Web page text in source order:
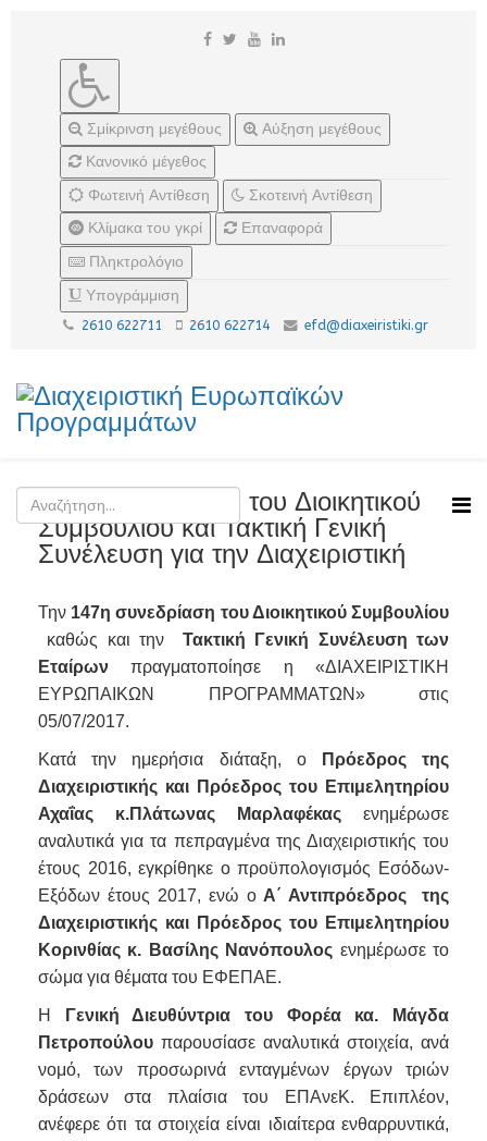
Σμίκρινση μεγέθους
Αύξηση μεγέθους
Κανονικό μέγεθος
Φωτεινή Αντίθεση
Σκοτεινή Αντίθεση
Κλίμακα του γκρί
Επαναφορά
Πληκτρολόγιο
Υπογράμμιση
2610 622711 2610 622714 efd@diaxeiristiki.gr
147η συνεδρίαση του Διοικητικού
Συμβουλίου και Τακτική Γενική
Συνέλευση για την Διαχειριστική
Την 147η συνεδρίαση του Διοικητικού Συμβουλίου
καθώς και την Τακτική Γενική Συνέλευση των
Εταίρων πραγματοποίησε η «ΔΙΑΧΕΙΡΙΣΤΙΚΗ
ΕΥΡΩΠΑΙΚΩΝ ΠΡΟΓΡΑΜΜΑΤΩΝ» στις
05/07/2017.
Κατά την ημερήσια διάταξη, ο
Πρόεδρος της
Διαχειριστικής και Πρόεδρος του Επιμελητηρίου
Αχαΐας κ.Πλάτωνας Μαρλαφέκας ενημέρωσε
αναλυτικά για τα πεπραγμένα της Διαχειριστικής του
έτους 2016, εγκρίθηκε ο προϋπολογισμός Εσόδων-
Εξόδων έτους 2017, ενώ ο Α΄ Αντιπρόεδρος της
Διαχειριστικής και Πρόεδρος του Επιμελητηρίου
Κορινθίας κ. Βασίλης Νανόπουλος ενημέρωσε το
σώμα για θέματα του ΕΦΕΠΑΕ.
Η
Γενική Διευθύντρια του Φορέα κα. Μάγδα
Πετροπούλου παρουσίασε αναλυτικά στοιχεία, ανά
νομό, των προσωρινά ενταγμένων έργων τριών
δράσεων στα πλαίσια του ΕΠΑνεΚ. Επιπλέον,
ανέφερε ότι τα στοιχεία είναι ιδιαίτερα ενθαρρυντικά,